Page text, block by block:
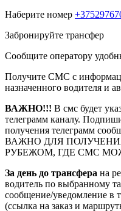
Наберите номер
Забронируйте трансфер
Сообщите оператору
Получите СМС с
назначенного водителя и
ВАЖНО!!! В смс будет
телеграмм каналу.
получения телеграмм
ВАЖНО ДЛЯ
РУБЕЖОМ, ГДЕ СМС
За день до трансфера на
водитель по выбранному
сообщение/уведомление в
(ссылка на заказ и